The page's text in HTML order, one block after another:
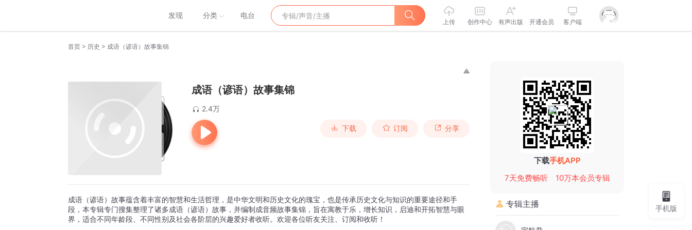
发现 分类 电台
上传 创作中心 有声出版 开通会员 客户端
首页 > 历史 > 成语（谚语）故事集锦
成语（谚语）故事集锦
2.4万
下载 订阅 分享
成语（谚语）故事蕴含着丰富的智慧和生活哲理，是中华文明和历史文化的瑰宝，也是传承历史文化与知识的重要途径和手
段，本专辑专门搜集整理了诸多成语（谚语）故事，并编制成音频故事集锦，旨在寓教于乐，增长知识，启迪和开拓智慧与眼
界，适合不同年龄段、不同性别及社会各阶层的兴趣爱好者收听。欢迎各位听友关注、订阅和收听！
下载手机APP
7天免费畅听
10万本会员专辑
专辑主播 手机版